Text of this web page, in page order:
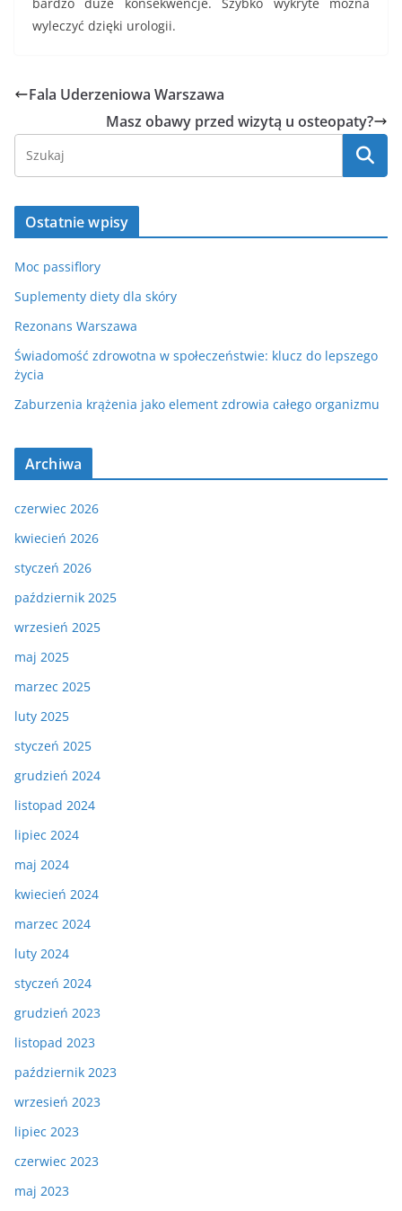
wyleczyć dzięki urologii.
Fala Uderzeniowa Warszawa
Masz obawy przed wizytą u osteopaty?
Ostatnie wpisy
Moc passiflory
Suplementy diety dla skóry
Rezonans Warszawa
Świadomość zdrowotna w społeczeństwie: klucz do lepszego
życia
Zaburzenia krążenia jako element zdrowia całego organizmu
Archiwa
czerwiec 2026
kwiecień 2026
styczeń 2026
październik 2025
wrzesień 2025
maj 2025
marzec 2025
luty 2025
styczeń 2025
grudzień 2024
listopad 2024
lipiec 2024
maj 2024
kwiecień 2024
marzec 2024
luty 2024
styczeń 2024
grudzień 2023
listopad 2023
październik 2023
wrzesień 2023
lipiec 2023
czerwiec 2023
maj 2023